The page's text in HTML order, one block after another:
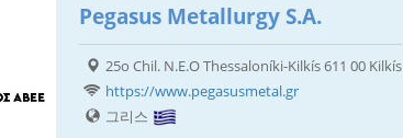
Pegasus Metallurgy S.A.
25o Chil. N.E.O Thessaloníki-Kilkís 611 00 Kilkís
https://www.pegasusmetal.gr
그리스